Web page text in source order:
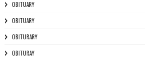
OBITUARY
OBITUARY
OBITURARY
OBITURAY